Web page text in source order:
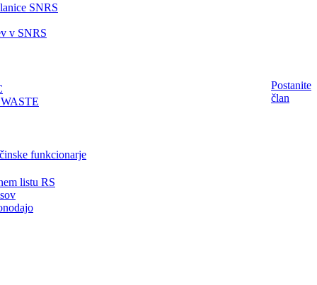
SNRS
v SNRS
funkcionarje
listu RS
Postanite
član